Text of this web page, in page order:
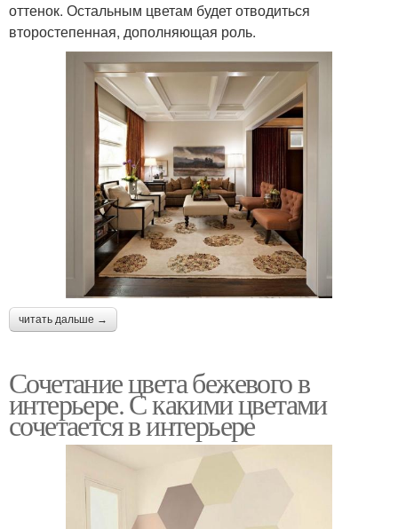
оттенок. Остальным цветам будет отводиться
второстепенная, дополняющая роль.
читать дальше →
Сочетание цвета бежевого в
интерьере. С какими цветами
сочетается в интерьере